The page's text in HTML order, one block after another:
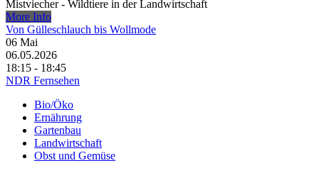
Mistviecher - Wildtiere in der Landwirtschaft
More Info
Von Gülleschlauch bis Wollmode
06 Mai
06.05.2026
18:15 - 18:45
NDR Fernsehen
Bio/Öko
Ernährung
Gartenbau
Landwirtschaft
Obst und Gemüse